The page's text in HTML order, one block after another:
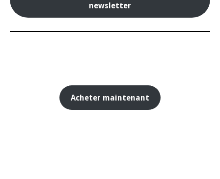
newsletter
Acheter maintenant